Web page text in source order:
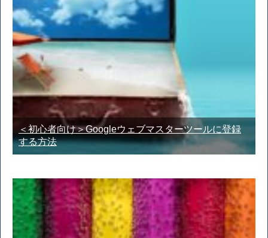
＜初心者向け＞Googleウェブマスターツールに登録
する方法